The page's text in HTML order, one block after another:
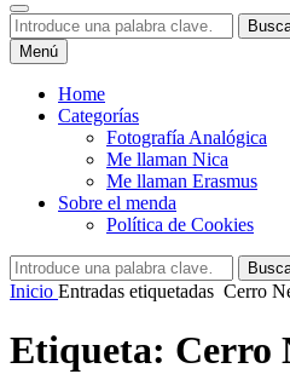
Buscar
Buscar:
Menú
Home
Categorías
Fotografía Analógica
Me llaman Nica
Me llaman Erasmus
Sobre el menda
Política de Cookies
Buscar:
Inicio Entradas etiquetadas Cerro
Etiqueta: Cerro